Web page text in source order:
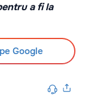
a fi la
Google